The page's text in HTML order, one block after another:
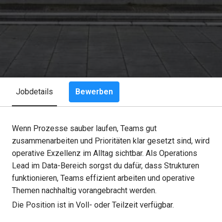
Jobdetails Bewerben
Wenn Prozesse sauber laufen, Teams gut
zusammenarbeiten und Prioritäten klar gesetzt sind, wird
operative Exzellenz im Alltag sichtbar. Als Operations
Lead im Data-Bereich sorgst du dafür, dass Strukturen
funktionieren, Teams effizient arbeiten und operative
Themen nachhaltig vorangebracht werden.
Die Position ist in Voll- oder Teilzeit verfügbar.